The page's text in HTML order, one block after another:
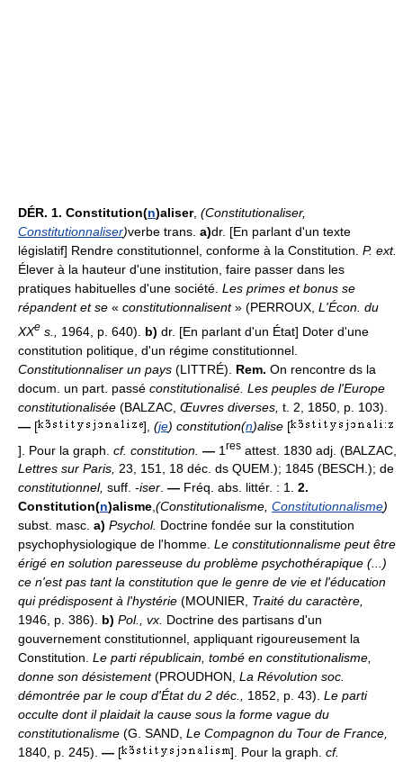
DÉR. 1. Constitution(n)aliser, (Constitutionaliser,
Constitutionnaliser)verbe trans. a)dr. [En parlant d'un texte
législatif] Rendre constitutionnel, conforme à la Constitution. P. ext.
Élever à la hauteur d'une institution, faire passer dans les
pratiques habituelles d'une société. Les primes et bonus se
répandent et se « constitutionnalisent» (PERROUX, L'Écon. du
XXe s., 1964, p. 640). b) dr. [En parlant d'un État] Doter d'une
constitution politique, d'un régime constitutionnel.
Constitutionnaliser un pays (LITTRÉ). Rem. On rencontre ds la
docum. un part. passé constitutionalisé. Les peuples de l'Europe
constitutionalisée (BALZAC, Œuvres diverses, t. 2, 1850, p. 103).
— [ ], (je) constitution(n)alise [
]. Pour la graph. cf. constitution. — 1 res attest. 1830 adj. (BALZAC,
Lettres sur Paris, 23, 151, 18 déc. ds QUEM.); 1845 (BESCH.); de
constitutionnel, suff. -iser. — Fréq. abs. littér. : 1. 2.
Constitution(n)alisme,(Constitutionalisme, Constitutionnalisme)
subst. masc. a) Psychol. Doctrine fondée sur la constitution
psychophysiologique de l'homme. Le constitutionnalisme peut être
érigé en solution paresseuse du problème psychothérapique (...)
ce n'est pas tant la constitution que le genre de vie et l'éducation
qui prédisposent à l'hystérie (MOUNIER, Traité du caractère,
1946, p. 386). b) Pol., vx. Doctrine des partisans d'un
gouvernement constitutionnel, appliquant rigoureusement la
Constitution. Le parti républicain, tombé en constitutionalisme,
donne son désistement(PROUDHON, La Révolution soc.
démontrée par le coup d'État du 2 déc., 1852, p. 43). Le parti
occulte dont il plaidait la cause sous la forme vague du
constitutionalisme (G. SAND, Le Compagnon du Tour de France,
1840, p. 245). — [ ]. Pour la graph. cf.